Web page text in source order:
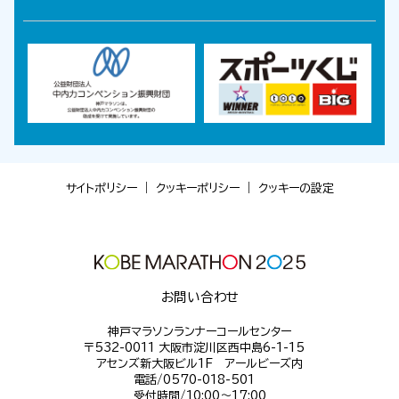
サイトポリシー｜ クッキーポリシー｜ クッキーの設定
お問い合わせ
神戸マラソンランナーコールセンター
〒532-0011 大阪市淀川区西中島6-1-15
アセンズ新大阪ビル1F アールビーズ内
電話/0570-018-501
受付時間/10:00～17:00